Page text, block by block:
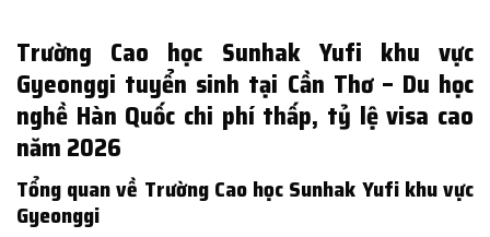
Trường Cao học Sunhak Yufi khu vực
Gyeonggi tuyển sinh tại Cần Thơ – Du học
nghề Hàn Quốc chi phí thấp, tỷ lệ visa cao
năm 2026
Tổng quan về Trường Cao học Sunhak Yufi khu vực
Gyeonggi